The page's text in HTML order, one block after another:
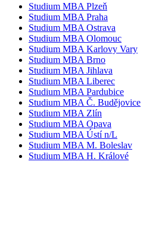
Studium MBA Plzeň
Studium MBA Praha
Studium MBA Ostrava
Studium MBA Olomouc
Studium MBA Karlovy Vary
Studium MBA Brno
Studium MBA Jihlava
Studium MBA Liberec
Studium MBA Pardubice
Studium MBA Č. Budějovice
Studium MBA Zlín
Studium MBA Opava
Studium MBA Ústí n/L
Studium MBA M. Boleslav
Studium MBA H. Králové